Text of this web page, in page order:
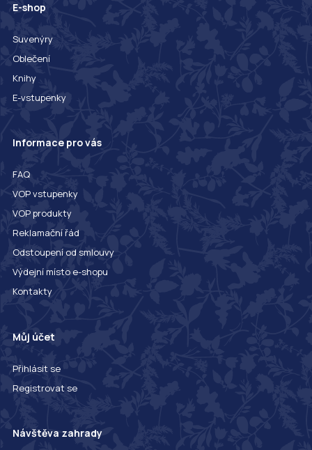
E-shop
Suvenýry
Oblečení
Knihy
E-vstupenky
Informace pro vás
FAQ
VOP vstupenky
VOP produkty
Reklamační řád
Odstoupení od smlouvy
Výdejní místo e-shopu
Kontakty
Můj účet
Přihlásit se
Registrovat se
Návštěva zahrady